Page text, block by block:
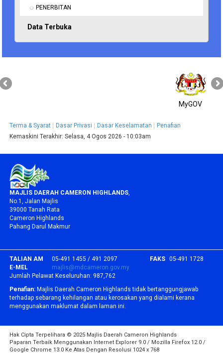
PENERBITAN
Data Terbuka
MyGOV
Terma & Syarat Dasar Privasi Dasar Keselamatan
Penafian
Kemaskini Terakhir:Selasa, 4 Ogos 2026 - 10:03am
MAJLIS DAERAH CAMERON HIGHLANDS,
No.1, Jalan Majlis
39000 Tanah Rata
Cameron Highlands
Pahang Darul Makmur
TALIAN AM 05-491 1455 / 491 2097 FAKS
05-491 1728
E-MEL
majlis@mdcameron.gov.my
Jumlah Pelawat Keseluruhan: 987,762
Penafian: Majlis Daerah Cameron Highlands tidak bertanggungjawab
terhadap sebarang kehilangan atau kerosakan yang dialami kerana
menggunakan maklumat dalam laman ini.
Hak Cipta Terpelihara © 2025 Majlis Daerah Cameron Highlands
Paparan Terbaik Menggunakan Internet Explorer 9.0 / Mozilla Firefox 12.0 /
Google Chrome 13.0 Ke Atas Dengan Resolusi 1024 x 768